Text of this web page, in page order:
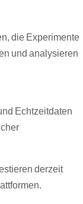
die Experimente
und analysieren
Echtzeitdaten
derzeit